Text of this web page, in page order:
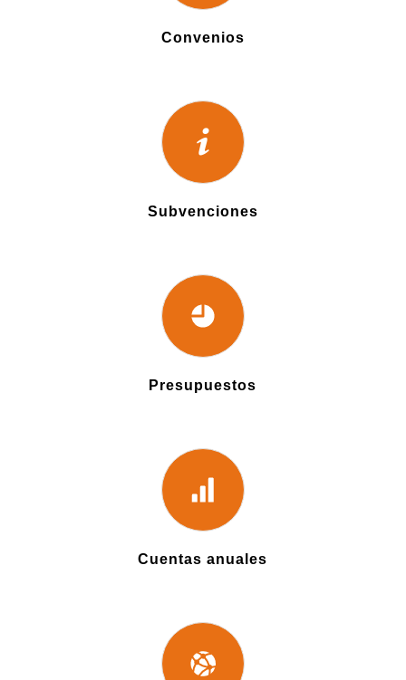
Convenios
Subvenciones
Presupuestos
Cuentas anuales